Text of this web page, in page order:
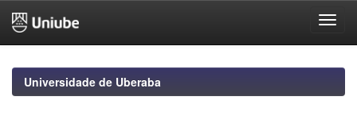
navigationUniversidade de Uberaba